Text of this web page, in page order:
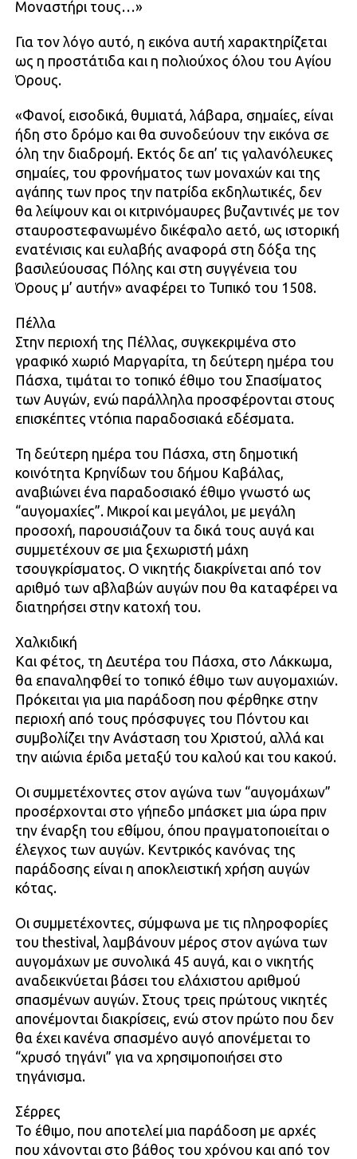
Μοναστήρι τους…»
Για τον λόγο αυτό, η εικόνα αυτή χαρακτηρίζεται
ως η προστάτιδα και η πολιούχος όλου του Αγίου
Όρους.
«Φανοί, εισοδικά, θυμιατά, λάβαρα, σημαίες, είναι
ήδη στο δρόμο και θα συνοδεύουν την εικόνα σε
όλη την διαδρομή. Εκτός δε απ’ τις γαλανόλευκες
σημαίες, του φρονήματος των μοναχών και της
αγάπης των προς την πατρίδα εκδηλωτικές, δεν
θα λείψουν και οι κιτρινόμαυρες βυζαντινές με τον
σταυροστεφανωμένο δικέφαλο αετό, ως ιστορική
ενατένισις και ευλαβής αναφορά στη δόξα της
βασιλεύουσας Πόλης και στη συγγένεια του
Όρους μ’ αυτήν» αναφέρει το Τυπικό του 1508.
Πέλλα
Στην περιοχή της Πέλλας, συγκεκριμένα στο
γραφικό χωριό Μαργαρίτα, τη δεύτερη ημέρα του
Πάσχα, τιμάται το τοπικό έθιμο του Σπασίματος
των Αυγών, ενώ παράλληλα προσφέρονται στους
επισκέπτες ντόπια παραδοσιακά εδέσματα.
Τη δεύτερη ημέρα του Πάσχα, στη δημοτική
κοινότητα Κρηνίδων του δήμου Καβάλας,
αναβιώνει ένα παραδοσιακό έθιμο γνωστό ως
“αυγομαχίες”. Μικροί και μεγάλοι, με μεγάλη
προσοχή, παρουσιάζουν τα δικά τους αυγά και
συμμετέχουν σε μια ξεχωριστή μάχη
τσουγκρίσματος. Ο νικητής διακρίνεται από τον
αριθμό των αβλαβών αυγών που θα καταφέρει να
διατηρήσει στην κατοχή του.
Χαλκιδική
Και φέτος, τη Δευτέρα του Πάσχα, στο Λάκκωμα,
θα επαναληφθεί το τοπικό έθιμο των αυγομαχιών.
Πρόκειται για μια παράδοση που φέρθηκε στην
περιοχή από τους πρόσφυγες του Πόντου και
συμβολίζει την Ανάσταση του Χριστού, αλλά και
την αιώνια έριδα μεταξύ του καλού και του κακού.
Οι συμμετέχοντες στον αγώνα των “αυγομάχων”
προσέρχονται στο γήπεδο μπάσκετ μια ώρα πριν
την έναρξη του εθίμου, όπου πραγματοποιείται ο
έλεγχος των αυγών. Κεντρικός κανόνας της
παράδοσης είναι η αποκλειστική χρήση αυγών
κότας.
Οι συμμετέχοντες, σύμφωνα με τις πληροφορίες
του thestival, λαμβάνουν μέρος στον αγώνα των
αυγομάχων με συνολικά 45 αυγά, και ο νικητής
αναδεικνύεται βάσει του ελάχιστου αριθμού
σπασμένων αυγών. Στους τρεις πρώτους νικητές
απονέμονται διακρίσεις, ενώ στον πρώτο που δεν
θα έχει κανένα σπασμένο αυγό απονέμεται το
“χρυσό τηγάνι” για να χρησιμοποιήσει στο
τηγάνισμα.
Σέρρες
Το έθιμο, που αποτελεί μια παράδοση με αρχές
που χάνονται στο βάθος του χρόνου και από τον